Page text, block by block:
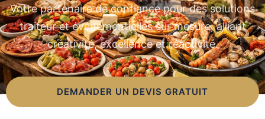
Votre partenaire de confiance pour des solutions
traiteur et événementielles sur mesure, alliant
créativité, excellence et réactivité.
DEMANDER UN DEVIS GRATUIT